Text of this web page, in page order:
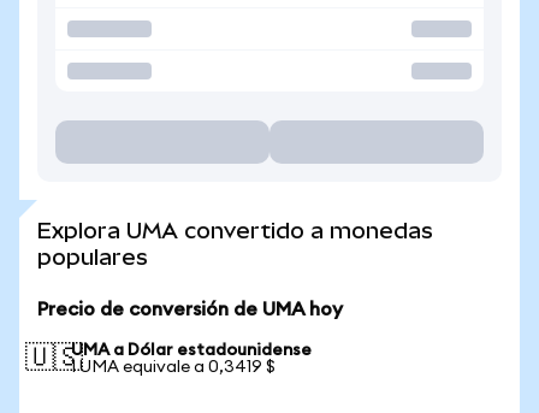
Explora UMA convertido a monedas
populares
Precio de conversión de UMA hoy
🇺🇸UMA a Dólar estadounidense
1 UMA equivale a 0,3419 $